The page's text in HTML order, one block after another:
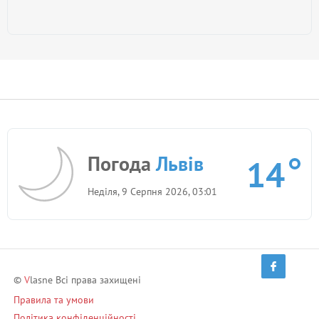
ПогодаЛьвів
Неділя, 9 Серпня 2026, 03:01 14
© Vlasne Всі права захищені
Правила та умови